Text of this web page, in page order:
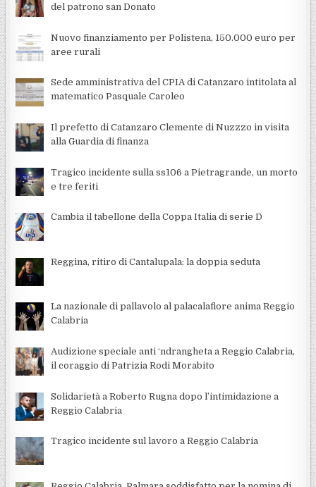
del patrono san Donato
Nuovo finanziamento per Polistena, 150.000 euro per
aree rurali
Sede amministrativa del CPIA di Catanzaro intitolata al
matematico Pasquale Caroleo
Il prefetto di Catanzaro Clemente di Nuzzzo in visita
alla Guardia di finanza
Tragico incidente sulla ss106 a Pietragrande, un morto
e tre feriti
Cambia il tabellone della Coppa Italia di serie D
Reggina, ritiro di Cantalupala: la doppia seduta
La nazionale di pallavolo al palacalafiore anima Reggio
Calabria
Audizione speciale anti ‘ndrangheta a Reggio Calabria,
il coraggio di Patrizia Rodi Morabito
Solidarietà a Roberto Rugna dopo l’intimidazione a
Reggio Calabria
Tragico incidente sul lavoro a Reggio Calabria